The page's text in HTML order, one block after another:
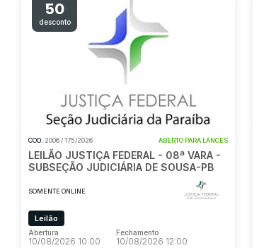
50
desconto
COD. 2006 / 175/2026 ABERTO PARA LANCES
LEILÃO JUSTIÇA FEDERAL - 08ª VARA -
SUBSEÇÃO JUDICIÁRIA DE SOUSA-PB
SOMENTE ONLINE
Leilão
Abertura
10/08/2026 10:00
Fechamento
10/08/2026 12:00